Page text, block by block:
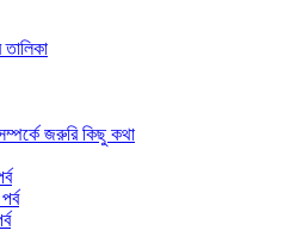
জরুরি কিছু কথা